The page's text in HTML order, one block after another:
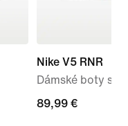
Nike V5 RNR
Dámské boty s
89,99 €
89,99 €